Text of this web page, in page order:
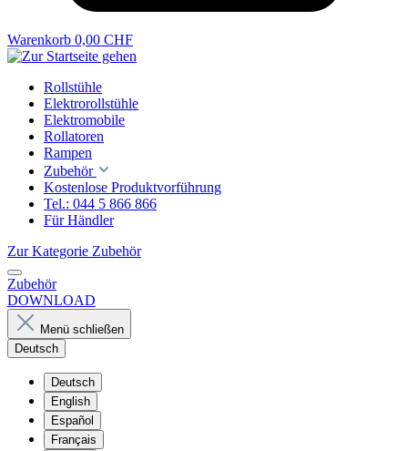
Warenkorb 0,00 CHF
Rollstühle
Elektrorollstühle
Elektromobile
Rollatoren
Rampen
Zubehör
Kostenlose Produktvorführung
Tel.: 044 5 866 866
Für Händler
Zur Kategorie Zubehör
Zubehör
DOWNLOAD
Menü schließen
Deutsch
Deutsch
English
Español
Français